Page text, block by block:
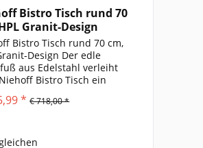
Bistro Tisch rund 70
Granit-Design
Bistro Tisch rund 70 cm,
Design Der edle
aus Edelstahl verleiht
Bistro Tisch ein
aus HPL unterstützt diese
* € 718,00 *